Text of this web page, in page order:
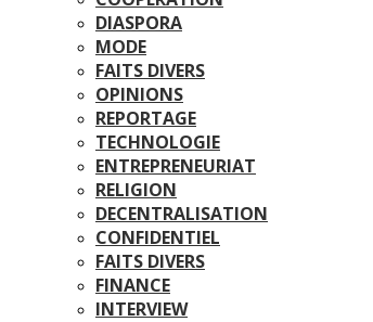
DIASPORA
MODE
FAITS DIVERS
OPINIONS
REPORTAGE
TECHNOLOGIE
ENTREPRENEURIAT
RELIGION
DECENTRALISATION
CONFIDENTIEL
FAITS DIVERS
FINANCE
INTERVIEW